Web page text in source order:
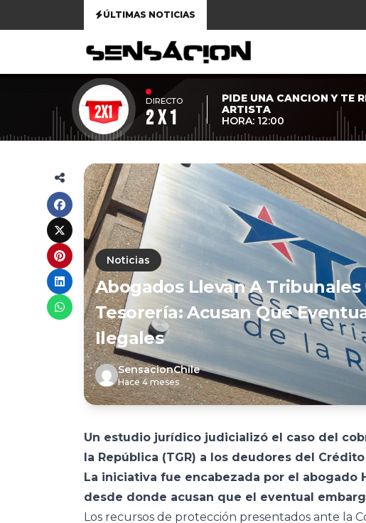
ÚLTIMAS NOTICIAS
DIRECTO
2 x 1
PIDE UNA CANCION Y TE
ARTISTA
HORA: 12:00
Noticias
Abogados Llevan A Tribunales
Tesorería: Acusan Que
Ilegales
SensacionChile
Hace 4 meses
Un estudio jurídico judicializó el caso del
la República (TGR) a los deudores del
La iniciativa fue encabezada por el abogado
desde donde acusan que el eventual
Los recursos de protección presentados ante la